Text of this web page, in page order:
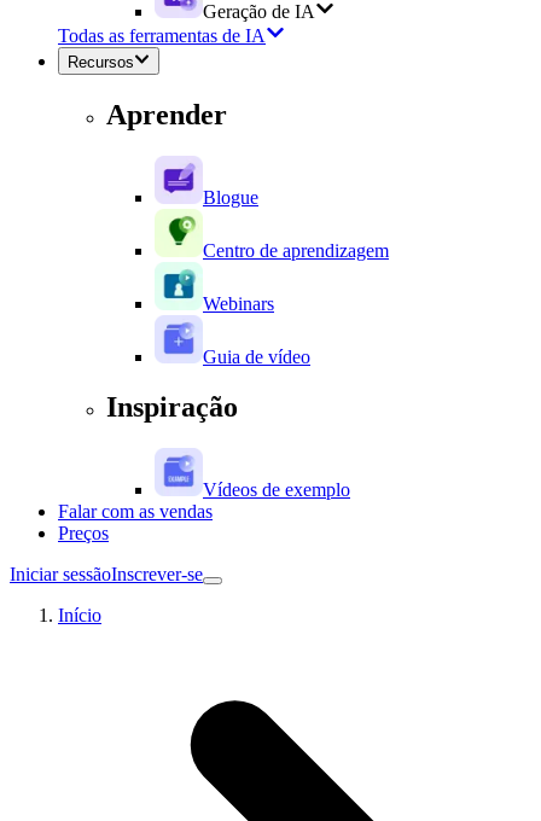
Geração de IA
Todas as ferramentas de IA
Recursos
Aprender
Blogue
Centro de aprendizagem
Webinars
Guia de vídeo
Inspiração
Vídeos de exemplo
Falar com as vendas
Preços
Iniciar sessãoInscrever-se
Início